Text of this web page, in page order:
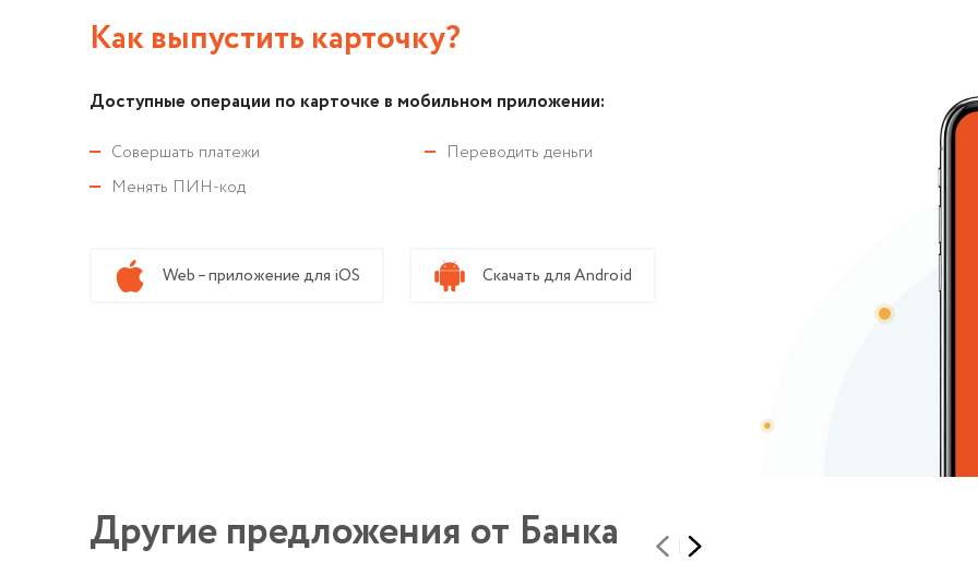
Как выпустить карточку?
Доступные операции по карточке в мобильном приложении:
Совершать платежи
Переводить деньги
Менять ПИН-код
Web – приложение для iOS Скачать для Android
Другие предложения от Банка